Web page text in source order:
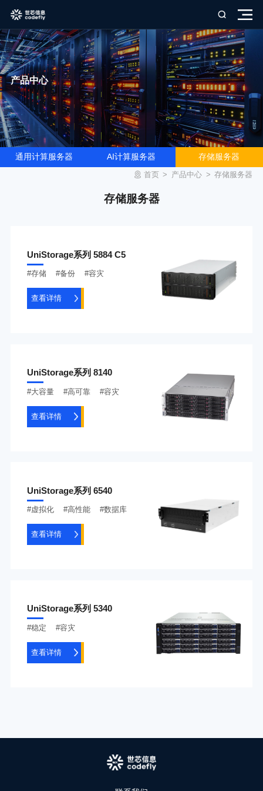
产品中心
通用计算服务器 AI计算服务器
存储服务器
首页 > 产品中心 > 存储服务器
存储服务器
UniStorage系列 5884 C5
#存储 #备份 #容灾
查看详情
UniStorage系列 8140
#大容量 #高可靠 #容灾
查看详情
UniStorage系列 6540
#虚拟化 #高性能 #数据库
查看详情
UniStorage系列 5340
#稳定 #容灾
查看详情